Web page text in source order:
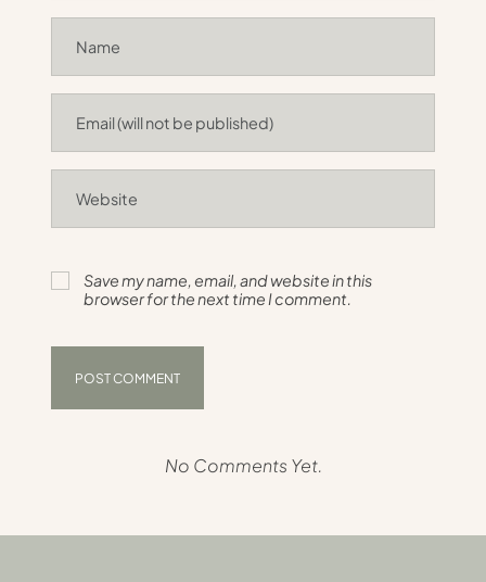
Save my name, email, and website in this
browser for the next time I comment.
No Comments Yet.